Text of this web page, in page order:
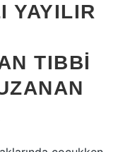
YAYILIR
TIBBI